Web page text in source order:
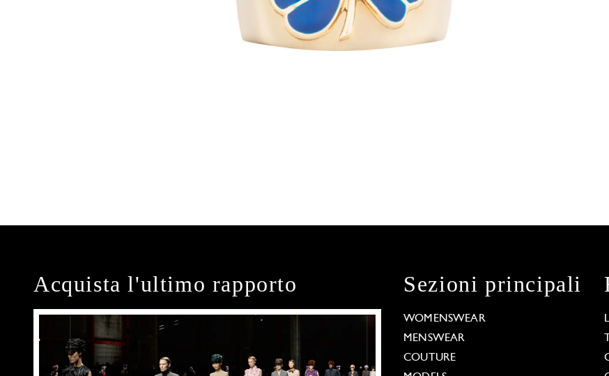
Acquista l'ultimo rapporto Sezioni principali
WOMENSWEAR
MENSWEAR
COUTURE